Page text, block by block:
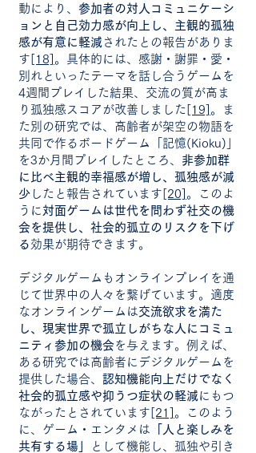
動により、 参加者の対人コミュニケーシ
ョンと自己効力感が向上し、主観的孤独
感が有意に軽減 されたとの報告がありま
す [18] 。具体的には、感謝・謝罪・愛・
別れといったテーマを話し合うゲームを
4週間プレイした結果、交流の質が高ま
り孤独感スコアが改善しました
[19] 。ま
た別の研究では、高齢者が架空の物語を
共同で作るボードゲーム「記憶(Kioku)」
を3か月間プレイしたところ、 非参加群
に比べ主観的幸福感が増し、孤独感が減
少 したと報告されています [20] 。このよ
うに 対面ゲームは世代を問わず社交の機
会を提供し、社会的孤立のリスクを下げ
る 効果が期待できます。
デジタルゲームもオンラインプレイを通
じて世界中の人々を繋げています。適度
なオンラインゲームは交流欲求を満た
し、現実世界で孤立しがちな人にコミュ
ニティ参加の機会を与えます。例えば、
ある研究では高齢者にデジタルゲームを
提供した場合、 認知機能向上だけでなく
社会的孤立感や抑うつ症状の軽減にもつ
ながったとされています [21] 。このよう
に、ゲーム・エンタメは 「人と楽しみを
共有する場」
として機能し、孤独や引き